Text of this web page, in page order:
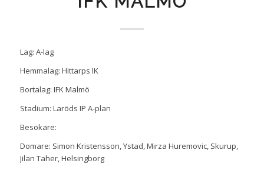
Lag: A-lag
Hemmalag: Hittarps IK
Bortalag: IFK Malmö
Stadium: Laröds IP A-plan
Besökare:
Domare: Simon Kristensson, Ystad, Mirza Huremovic, Skurup,
Jilan Taher, Helsingborg